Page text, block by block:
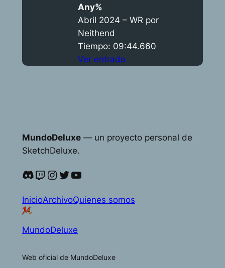
Any%
Abril 2024 – WR por
Neithend
Tiempo: 09:44.660
Ver entrada
MundoDeluxe— un proyecto personal de
SketchDeluxe.
Discord
Twitch
Instagram
Twitter
YouTube
InicioArchivoQuienes somos
MundoDeluxe
Web oficial de MundoDeluxe